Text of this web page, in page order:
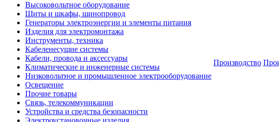
Высоковольтное оборудование
Щиты и шкафы, шинопровод
Генераторы электроэнергии и элементы питания
Изделия для электромонтажа
Инструменты, техника
Кабеленесущие системы
Кабели, провода и аксессуары
Климатические и инженерные системы
Низковольтное и промышленное электрооборудование
Освещение
Прочие товары
Связь, телекоммуникации
Устройства и средства безопасности
Электроустановочные изделия
Производство